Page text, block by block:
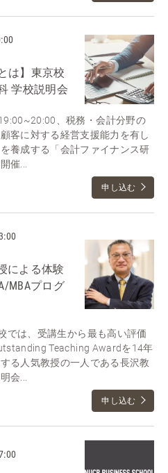
は】東京校
学校説明会
、税務・会計分野の
客に対する経営支援能力を有し
養成する「会計ファイナンス研
催...
申し込む
による体験
MBAプログ
は、受講生から最も高い評価
Teaching Awardを14年
る人気教授の一人である長沢教
会...
申し込む